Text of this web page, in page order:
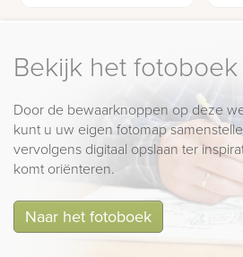
Bekijk het fotoboek
Door de bewaarknoppen op deze
kunt u uw eigen fotomap
vervolgens digitaal opslaan ter
komt oriënteren.
Naar het fotoboek